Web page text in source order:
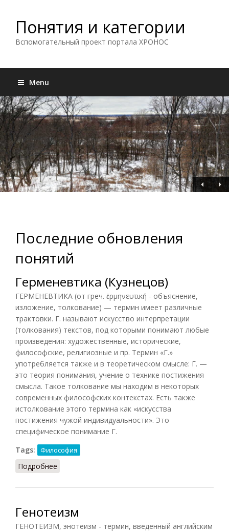
Понятия и категории
Вспомогательный проект портала ХРОНОС
Menu
Последние обновления
понятий
Герменевтика (Кузнецов)
ГЕРМЕНЕВТИКА (от греч. ἑρμηνευτική - объяснение,
изложение, толкование) — термин имеет различные
трактовки. Г. называют искусство интерпретации
(толкования) текстов, под которыми понимают любые
произведения: художественные, исторические,
философские, религиозные и пр. Термин «Г.»
употребляется также и в теоретическом смысле: Г. —
это теория понимания, учение о технике постижения
смысла. Такое толкование мы находим в некоторых
современных философских контекстах. Есть также
истолкование этого термина как «искусства
постижения чужой индивидуальности». Это
специфическое понимание Г.
Tags:
Философия
Подробнее
Генотеизм
ГЕНОТЕИЗМ, энотеизм - термин, введенный английским